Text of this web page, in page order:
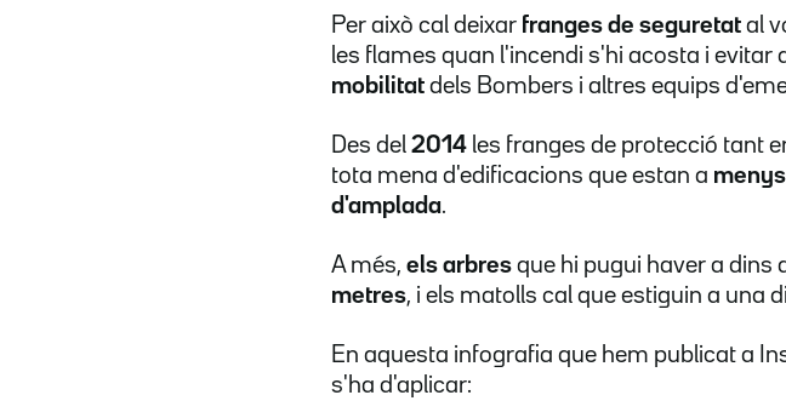
Per això cal deixar franges de seguretat al
les flames quan l'incendi s'hi acosta i evitar
mobilitat dels Bombers i altres equips
Des del 2014 les franges de protecció tant
tota mena d'edificacions que estan a
d'amplada.
A més, els arbres que hi pugui haver a dins
metres, i els matolls cal que estiguin a una
En aquesta infografia que hem publicat a
s'ha d'aplicar: